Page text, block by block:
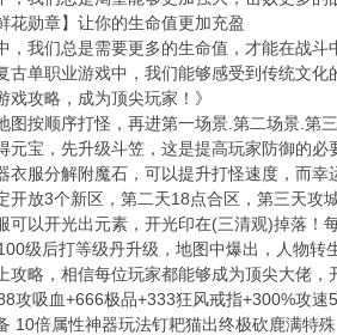
花勋章】让你的生命值更加充盈
，我们总是需要更多的生命值，才能在战
古单职业游戏中，我们能够感受到传统文
戏攻略，成为顶尖玩家！》
图按顺序打怪，再进第一场景.第二场景.第
元宝，先升级斗笠，这是提高玩家防御的必
衣服分解附魔石，可以提升打怪速度，而
开放3个新区，第二天18点合区，第三天攻
可以开光出元素，开光印在(三清观)掉落！
级后打等级丹升级，地图中爆出，人物转
攻略，相信每位玩家都能够成为顶尖大佬，
攻吸血+666极品+333狂风戒指+300%攻速
10倍属性神器玩法钉耙猫出终极砍鹿满特殊